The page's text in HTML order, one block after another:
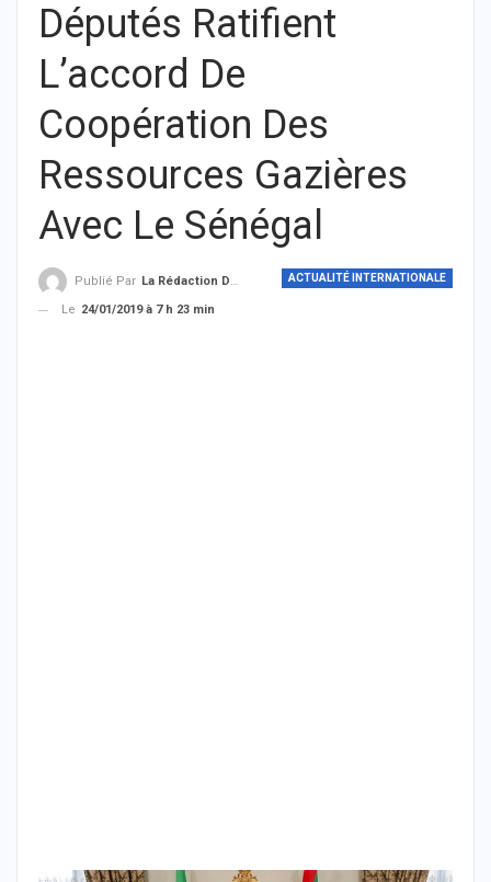
Députés Ratifient
L’accord De
Coopération Des
Ressources Gazières
Avec Le Sénégal
ACTUALITÉ INTERNATIONALE
Publié Par La Rédaction De THIEYSENEGAL.com
Le 24/01/2019 à 7 h 23 min